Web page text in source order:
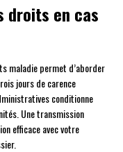
droits en cas
maladie permet d’aborder
jours de carence
conditionne
Une transmission
efficace avec votre